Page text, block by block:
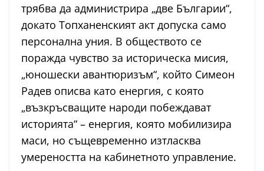
трябва да администрира „две Българии“,
докато Топханенският акт допуска само
персонална уния. В обществото се
поражда чувство за историческа мисия,
„юношески авантюризъм“, който Симеон
Радев описва като енергия, с която
„възкръсващите народи побеждават
историята“ – енергия, която мобилизира
маси, но същевременно изтласква
умереността на кабинетното управление.